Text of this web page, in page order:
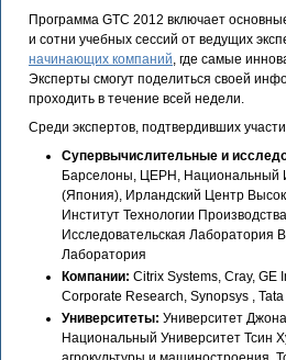
Программа GTC 2012 включает
и сотни учебных сессий от ведущих
начинающих компаний, где самые
Эксперты смогут поделиться своей
проходить в течение всей недели.
Среди экспертов, подтвердивших
Супервычислительные и
Барселоны, ЦЕРН, Национальный
(Япония), Ирландский Центр
Институт Технологии
Исследовательская
Лаборатория
Компании: Citrix Systems, Cray, GE
Corporate Research, Synopsys ,
Университеты: Университет
Национальный Университет Тсин